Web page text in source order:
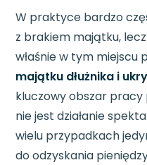
W praktyce bardzo
z brakiem majątku,
właśnie w tym miejscu
majątku dłużnika i
kluczowy obszar
nie jest działanie
wielu przypadkach
do odzyskania